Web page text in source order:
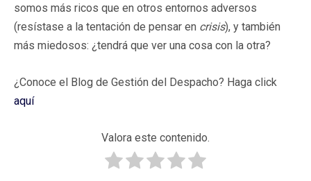
somos más ricos que en otros entornos adversos
(resístase a la tentación de pensar en crisis), y también
más miedosos: ¿tendrá que ver una cosa con la otra?
¿Conoce el Blog de Gestión del Despacho? Haga click
aquí
Valora este contenido.